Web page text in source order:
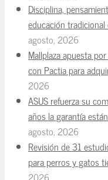
Disciplina,
educación
agosto, 2026
Mallplaza apuesta
con Pactia para
2026
ASUS refuerza su
años la garantía
agosto, 2026
Revisión de 31
para perros y gatos